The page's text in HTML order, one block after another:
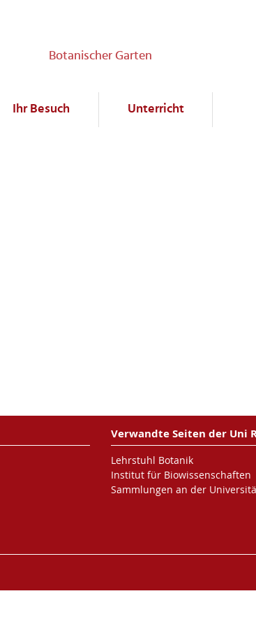
Botanischer Garten
Ihr Besuch Unterricht
Verwandte Seiten der Uni
Lehrstuhl Botanik
Institut für Biowissenschaften
Sammlungen an der